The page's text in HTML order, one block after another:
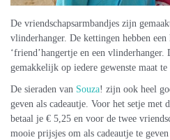
De vriendschapsarmbandjes zijn
vlinderhanger. De kettingen hebben
‘friend’hangertje en een vlinderhanger.
gemakkelijk op iedere gewenste maat te
De sieraden van Souza! zijn ook heel
geven als cadeautje. Voor het setje met
betaal je € 5,25 en voor de twee
mooie prijsjes om als cadeautje te